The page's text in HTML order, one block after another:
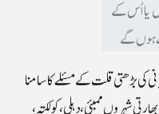
بڑھتی قلت کے مسئلے کا سامنا
شہروں ممبئی، دہلی، کولکتہ،